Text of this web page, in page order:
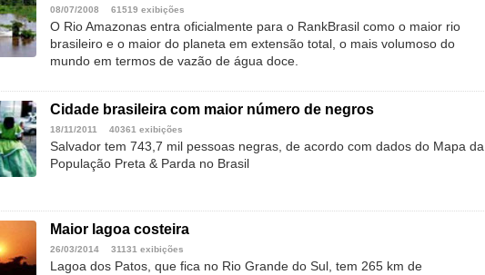
08/07/2008 61519 exibições
O Rio Amazonas entra oficialmente para o RankBrasil como o maior rio
brasileiro e o maior do planeta em extensão total, o mais volumoso do
mundo em termos de vazão de água doce.
Cidade brasileira com maior número de negros
18/11/2011 40361 exibições
Salvador tem 743,7 mil pessoas negras, de acordo com dados do Mapa da
População Preta & Parda no Brasil
Maior lagoa costeira
26/03/2014 31131 exibições
Lagoa dos Patos, que fica no Rio Grande do Sul, tem 265 km de